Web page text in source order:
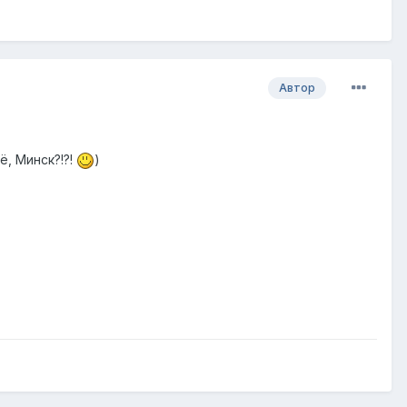
Автор
Минск?!?! )